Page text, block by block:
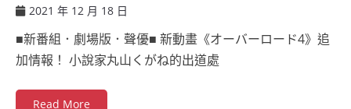
2021 年 12 月 18 日
■新番組．劇場版．聲優■ 新動畫《オーバーロード4》追
加情報！ 小說家丸山くがね的出道處
Read More